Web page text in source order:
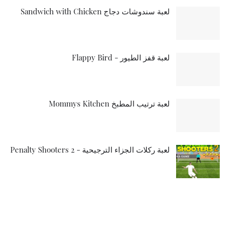
لعبة سندوشات دجاج Sandwich with Chicken
لعبة قفز الطيور - Flappy Bird
لعبة ترتيب المطبخ Mommys Kitchen
لعبة ركلات الجزاء الترجيحية - Penalty Shooters 2